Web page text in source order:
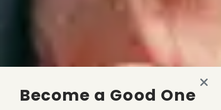
Become a Good One